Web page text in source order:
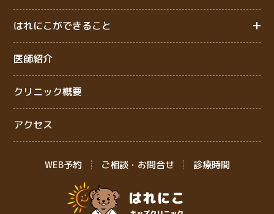
はれにこができること
医師紹介
クリニック概要
アクセス
WEB予約 ご相談・お問合せ 診療時間